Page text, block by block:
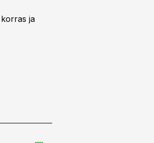
ja